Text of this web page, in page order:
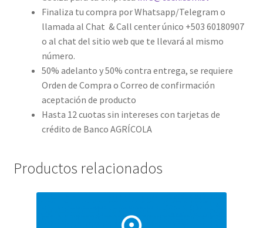
Finaliza tu compra por Whatsapp/Telegram o
llamada al Chat & Call center único +503 60180907
o al chat del sitio web que te llevará al mismo
número.
50% adelanto y 50% contra entrega, se requiere
Orden de Compra o Correo de confirmación
aceptación de producto
Hasta 12 cuotas sin intereses con tarjetas de
crédito de Banco AGRÍCOLA
Productos relacionados